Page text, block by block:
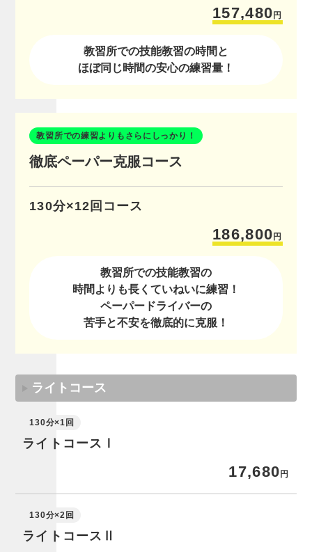
157,480 円
教習所での技能教習の時間と
ほぼ同じ時間の安心の練習量！
教習所での練習よりもさらにしっかり！
徹底ペーパー克服コース
130分×12回コース
186,800 円
教習所での技能教習の
時間よりも長くていねいに練習！
ペーパードライバーの
苦手と不安を徹底的に克服！
ライトコース
130分×1回
ライトコースⅠ
17,680 円
130分×2回
ライトコースⅡ